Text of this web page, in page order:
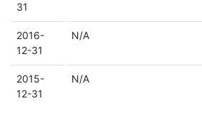
31
2016-
12-31
N/A
2015-
12-31
N/A